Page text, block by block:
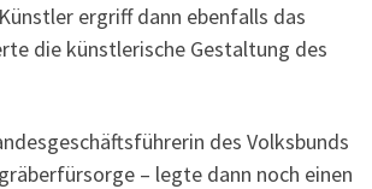
ergriff dann ebenfalls das
die künstlerische Gestaltung des
des Volksbunds
– legte dann noch einen